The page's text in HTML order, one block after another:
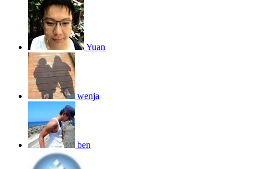
Yuan
wenja
ben